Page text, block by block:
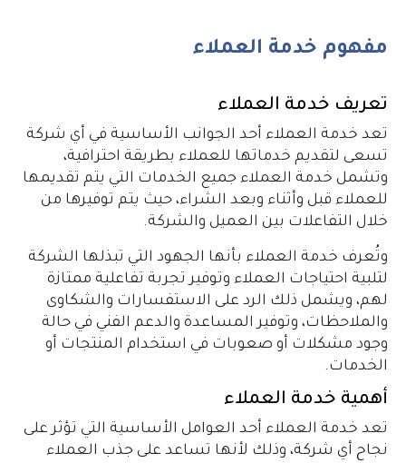
مفهوم خدمة العملاء
تعريف خدمة العملاء
تعد خدمة العملاء أحد الجوانب الأساسية في أي شركة
تسعى لتقديم خدماتها للعملاء بطريقة احترافية،
وتشمل خدمة العملاء جميع الخدمات التي يتم تقديمها
للعملاء قبل وأثناء وبعد الشراء، حيث يتم توفيرها من
خلال التفاعلات بين العميل والشركة.
وتُعرف خدمة العملاء بأنها الجهود التي تبذلها الشركة
لتلبية احتياجات العملاء وتوفير تجربة تفاعلية ممتازة
لهم، ويشمل ذلك الرد على الاستفسارات والشكاوى
والملاحظات، وتوفير المساعدة والدعم الفني في حالة
وجود مشكلات أو صعوبات في استخدام المنتجات أو
الخدمات.
أهمية خدمة العملاء
تعد خدمة العملاء أحد العوامل الأساسية التي تؤثر على
نجاح أي شركة، وذلك لأنها تساعد على جذب العملاء